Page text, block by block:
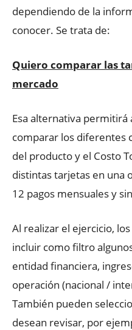
dependiendo de la
conocer. Se trata de:
Quiero comparar las
mercado
Esa alternativa permitirá
comparar los diferentes
del producto y el Costo
distintas tarjetas en una
12 pagos mensuales y
Al realizar el ejercicio,
incluir como filtro
entidad financiera,
operación (nacional /
También pueden
desean revisar, por